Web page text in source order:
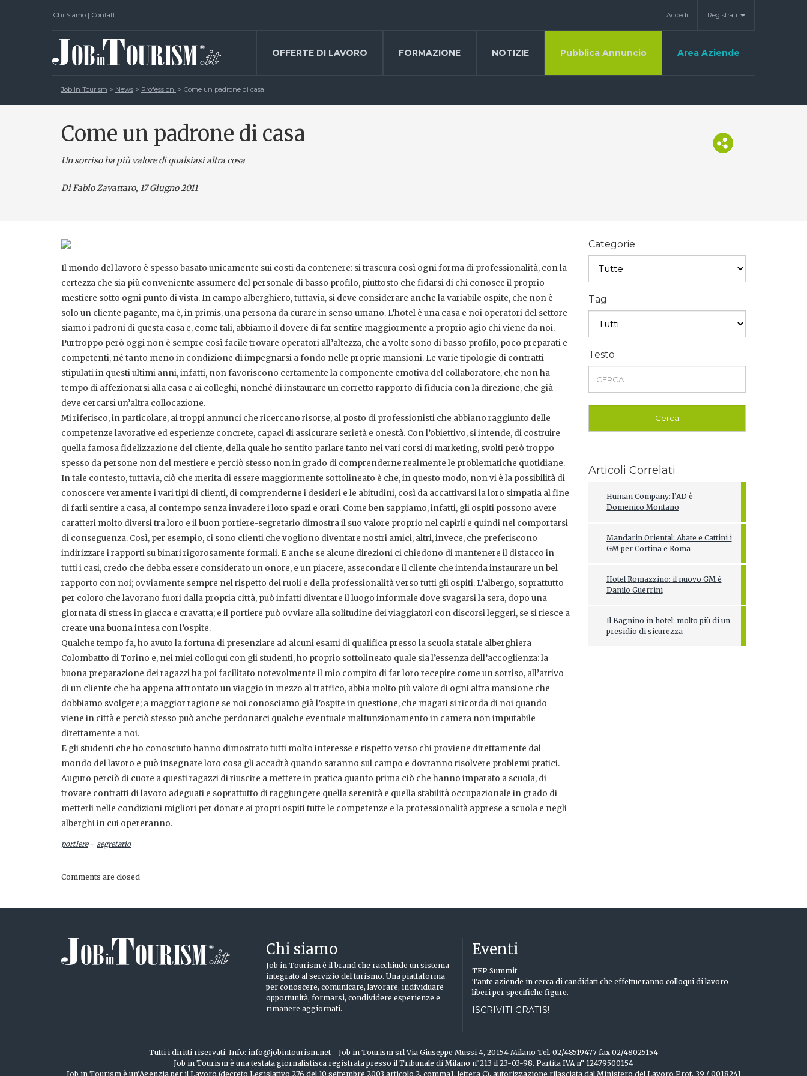
Chi Siamo | Contatti Accedi Registrati
OFFERTE DI LAVORO FORMAZIONE NOTIZIE Pubblica Annuncio Area Aziende
Job In Tourism > News > Professioni > Come un padrone di casa
Come un padrone di casa
Un sorriso ha più valore di qualsiasi altra cosa
Di Fabio Zavattaro, 17 Giugno 2011
Il mondo del lavoro è spesso basato unicamente sui costi da contenere: si trascura così ogni forma di professionalità, con la
certezza che sia più conveniente assumere del personale di basso profilo, piuttosto che fidarsi di chi conosce il proprio
mestiere sotto ogni punto di vista. In campo alberghiero, tuttavia, si deve considerare anche la variabile ospite, che non è
solo un cliente pagante, ma è, in primis, una persona da curare in senso umano. L’hotel è una casa e noi operatori del settore
siamo i padroni di questa casa e, come tali, abbiamo il dovere di far sentire maggiormente a proprio agio chi viene da noi.
Purtroppo però oggi non è sempre così facile trovare operatori all’altezza, che a volte sono di basso profilo, poco preparati e
competenti, né tanto meno in condizione di impegnarsi a fondo nelle proprie mansioni. Le varie tipologie di contratti
stipulati in questi ultimi anni, infatti, non favoriscono certamente la componente emotiva del collaboratore, che non ha
tempo di affezionarsi alla casa e ai colleghi, nonché di instaurare un corretto rapporto di fiducia con la direzione, che già
deve cercarsi un’altra collocazione.
Mi riferisco, in particolare, ai troppi annunci che ricercano risorse, al posto di professionisti che abbiano raggiunto delle
competenze lavorative ed esperienze concrete, capaci di assicurare serietà e onestà. Con l’obiettivo, si intende, di costruire
quella famosa fidelizzazione del cliente, della quale ho sentito parlare tanto nei vari corsi di marketing, svolti però troppo
spesso da persone non del mestiere e perciò stesso non in grado di comprenderne realmente le problematiche quotidiane.
In tale contesto, tuttavia, ciò che merita di essere maggiormente sottolineato è che, in questo modo, non vi è la possibilità di
conoscere veramente i vari tipi di clienti, di comprenderne i desideri e le abitudini, così da accattivarsi la loro simpatia al fine
di farli sentire a casa, al contempo senza invadere i loro spazi e orari. Come ben sappiamo, infatti, gli ospiti possono avere
caratteri molto diversi tra loro e il buon portiere-segretario dimostra il suo valore proprio nel capirli e quindi nel comportarsi
di conseguenza. Così, per esempio, ci sono clienti che vogliono diventare nostri amici, altri, invece, che preferiscono
indirizzare i rapporti su binari rigorosamente formali. E anche se alcune direzioni ci chiedono di mantenere il distacco in
tutti i casi, credo che debba essere considerato un onore, e un piacere, assecondare il cliente che intenda instaurare un bel
rapporto con noi; ovviamente sempre nel rispetto dei ruoli e della professionalità verso tutti gli ospiti. L’albergo, soprattutto
per coloro che lavorano fuori dalla propria città, può infatti diventare il luogo informale dove svagarsi la sera, dopo una
giornata di stress in giacca e cravatta; e il portiere può ovviare alla solitudine dei viaggiatori con discorsi leggeri, se si riesce a
creare una buona intesa con l’ospite.
Qualche tempo fa, ho avuto la fortuna di presenziare ad alcuni esami di qualifica presso la scuola statale alberghiera
Colombatto di Torino e, nei miei colloqui con gli studenti, ho proprio sottolineato quale sia l’essenza dell’accoglienza: la
buona preparazione dei ragazzi ha poi facilitato notevolmente il mio compito di far loro recepire come un sorriso, all’arrivo
di un cliente che ha appena affrontato un viaggio in mezzo al traffico, abbia molto più valore di ogni altra mansione che
dobbiamo svolgere; a maggior ragione se noi conosciamo già l’ospite in questione, che magari si ricorda di noi quando
viene in città e perciò stesso può anche perdonarci qualche eventuale malfunzionamento in camera non imputabile
direttamente a noi.
E gli studenti che ho conosciuto hanno dimostrato tutti molto interesse e rispetto verso chi proviene direttamente dal
mondo del lavoro e può insegnare loro cosa gli accadrà quando saranno sul campo e dovranno risolvere problemi pratici.
Auguro perciò di cuore a questi ragazzi di riuscire a mettere in pratica quanto prima ciò che hanno imparato a scuola, di
trovare contratti di lavoro adeguati e soprattutto di raggiungere quella serenità e quella stabilità occupazionale in grado di
metterli nelle condizioni migliori per donare ai propri ospiti tutte le competenze e la professionalità apprese a scuola e negli
alberghi in cui opereranno.
portiere- segretario
Comments are closed
Categorie
Tag
Testo
Articoli Correlati
Human Company: l’AD è
Domenico Montano
Mandarin Oriental: Abate e Cattini i
GM per Cortina e Roma
Hotel Romazzino: il nuovo GM è
Danilo Guerrini
Il Bagnino in hotel: molto più di un
presidio di sicurezza
Chi siamo
Job in Tourism è il brand che racchiude un sistema
integrato al servizio del turismo. Una piattaforma
per conoscere, comunicare, lavorare, individuare
opportunità, formarsi, condividere esperienze e
rimanere aggiornati.
Eventi
TFP Summit
Tante aziende in cerca di candidati che effettueranno colloqui di lavoro
liberi per specifiche figure.
ISCRIVITI GRATIS!
Tutti i diritti riservati. Info: info@jobintourism.net - Job in Tourism srl Via Giuseppe Mussi 4, 20154 Milano Tel. 02/48519477 fax 02/48025154
Job in Tourism è una testata giornalistisca registrata presso il Tribunale di Milano n°213 il 23-03-98. Partita IVA n° 12479500154
Job in Tourism è un’Agenzia per il Lavoro (decreto Legislativo 276 del 10 settembre 2003 articolo 2, comma1, lettera C), autorizzazione rilasciata dal Ministero del Lavoro Prot. 39 / 0018241